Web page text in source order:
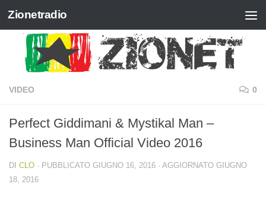
Salta al contenuto
Zionetradio
VIDEO 0
Perfect Giddimani & Mystikal Man –
Business Man Official Video 2016
DI CLO · PUBBLICATO GIUGNO 16, 2016 · AGGIORNATO GIUGNO
18, 2016